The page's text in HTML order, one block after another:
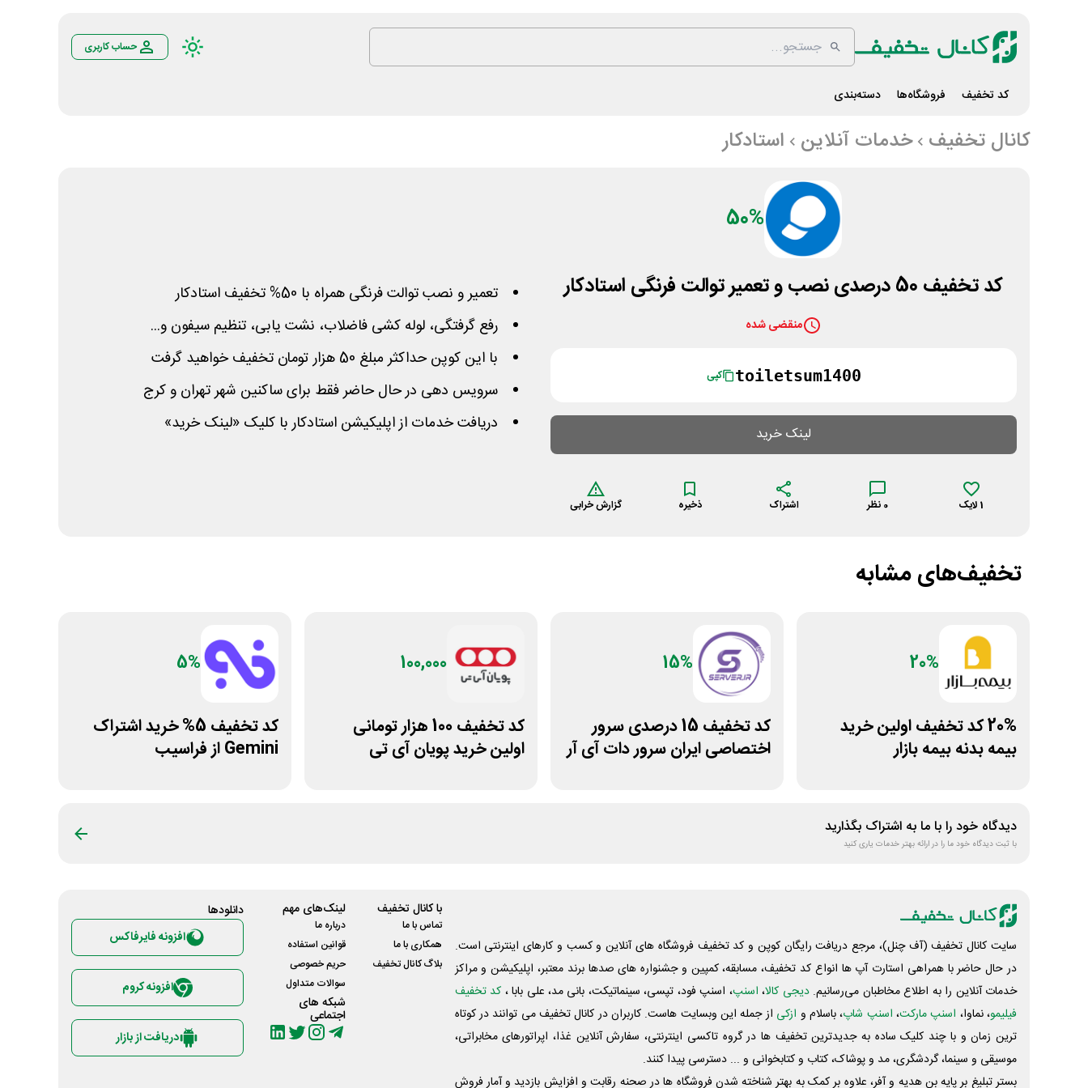
حساب کاربری
کد تخفیف فروشگاه‌ها دسته‌بندی
کانال تخفیف خدمات آنلاین استادکار
50%
کد تخفیف 50 درصدی نصب و تعمیر توالت فرنگی استادکار
منقضی شده
toiletsum1400 کپی
لینک خرید
1 لایک 0 نظر اشتراک ذخیره گزارش خرابی
تعمیر و نصب توالت فرنگی همراه با 50% تخفیف استادکار
رفع گرفتگی، لوله کشی فاضلاب، نشت یابی، تنظیم سیفون و...
با این کوپن حداکثر مبلغ 50 هزار تومان تخفیف خواهید گرفت
سرویس دهی در حال حاضر فقط برای ساکنین شهر تهران و کرج
دریافت خدمات از اپلیکیشن استادکار با کلیک «لینک خرید»
تخفیف‌های مشابه
20%
20% کد تخفیف اولین خرید
بیمه بدنه بیمه بازار
15%
کد تخفیف 15 درصدی سرور
اختصاصی ایران سرور دات آی آر
100,000
کد تخفیف 100 هزار تومانی
اولین خرید پویان آی تی
5%
کد تخفیف 5% خرید اشتراک
Gemini از فراسیب
دیدگاه خود را با ما به اشتراک بگذارید
با ثبت دیدگاه خود ما را در ارائه بهتر خدمات یاری کنید
سایت کانال تخفیف (آف چنل)، مرجع دریافت رایگان کوپن و کد تخفیف فروشگاه های آنلاین و کسب و‌ کارهای اینترنتی است.
در حال حاضر با همراهی استارت آپ ها انواع کد تخفیف، مسابقه، کمپین و جشنواره های صدها برند معتبر، اپلیکیشن و مراکز
خدمات آنلاین را به اطلاع مخاطبان می‌رسانیم. دیجی کالا، اسنپ، اسنپ فود، تپسی، سینماتیکت، بانی مد، علی‌ بابا ، کد تخفیف
فیلیمو، نماوا، اسنپ مارکت، اسنپ شاپ، باسلام و ازکی از جمله این وبسایت ‌هاست. کاربران در کانال تخفیف می توانند در کوتاه
ترین زمان و با چند کلیک ساده به جدیدترین تخفیف ها در گروه تاکسی اینترنتی، سفارش آنلاین غذا، اپراتورهای مخابراتی،
موسیقی و سینما، گردشگری، مد و پوشاک، کتاب و کتابخوانی و ... دسترسی پیدا کنند.
بستر تبلیغ بر پایه بن هدیه و آفر، علاوه بر کمک به بهتر شناخته شدن فروشگاه ها در صحنه رقابت و افزایش بازدید و آمار فروش
با کانال تخفیف
تماس با ما
همکاری با ما
بلاگ کانال تخفیف
لینک‌های مهم
درباره ما
قوانین استفاده
حریم خصوصی
سوالات متداول
شبکه های
اجتماعی
دانلود‌ها
افزونه فایرفاکس
افزونه کروم
دریافت از بازار